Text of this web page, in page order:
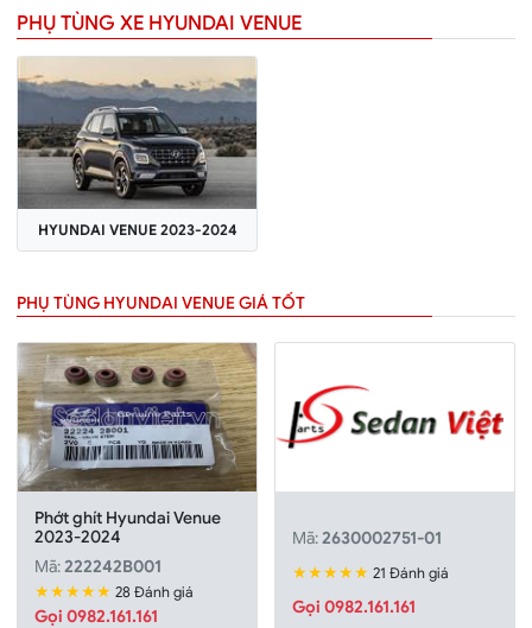
PHỤ TÙNG XE HYUNDAI VENUE
HYUNDAI VENUE 2023-2024
PHỤ TÙNG HYUNDAI VENUE GIÁ TỐT
Phớt ghít Hyundai Venue
2023-2024
Mã:222242B001
★★★★★ 28 Đánh giá
Gọi 0982.161.161
Mã:2630002751-01
★★★★★ 21 Đánh giá
Gọi 0982.161.161